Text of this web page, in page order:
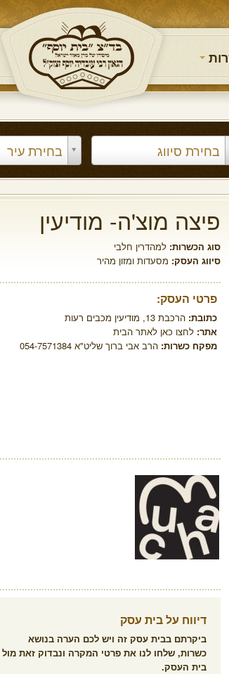
בחירת סיווג בחירת עיר
פיצה מוצ'ה- מודיעין
סוג הכשרות: למהדרין חלבי
סיווג העסק: מסעדות ומזון מהיר
פרטי העסק:
כתובת: הרכבת 13, מודיעין מכבים רעות
אתר: לחצו כאן לאתר הבית
מפקח כשרות: הרב אבי ברוך שליט"א 054-7571384
דיווח על בית עסק
ביקרתם בבית עסק זה ויש לכם הערה בנושא
כשרות, שלחו לנו את פרטי המקרה ונבדוק זאת מול
בית העסק.